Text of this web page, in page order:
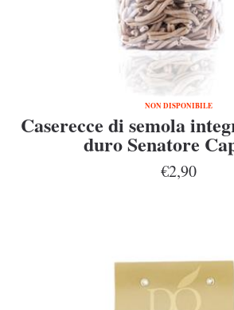
NON DISPONIBILE
Caserecce di semola
duro Senatore
€2,90